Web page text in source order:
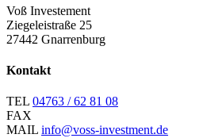
Voß Investement
Ziegeleistraße 25
27442 Gnarrenburg
Kontakt
TEL 04763 / 62 81 08
FAX
MAIL info@voss-investment.de